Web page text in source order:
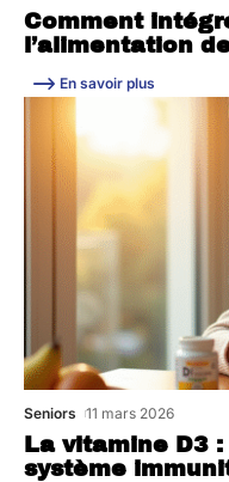
Comment
l’alimentation
En savoir plus
La vitamine D3
système
Seniors 11 mars 2026